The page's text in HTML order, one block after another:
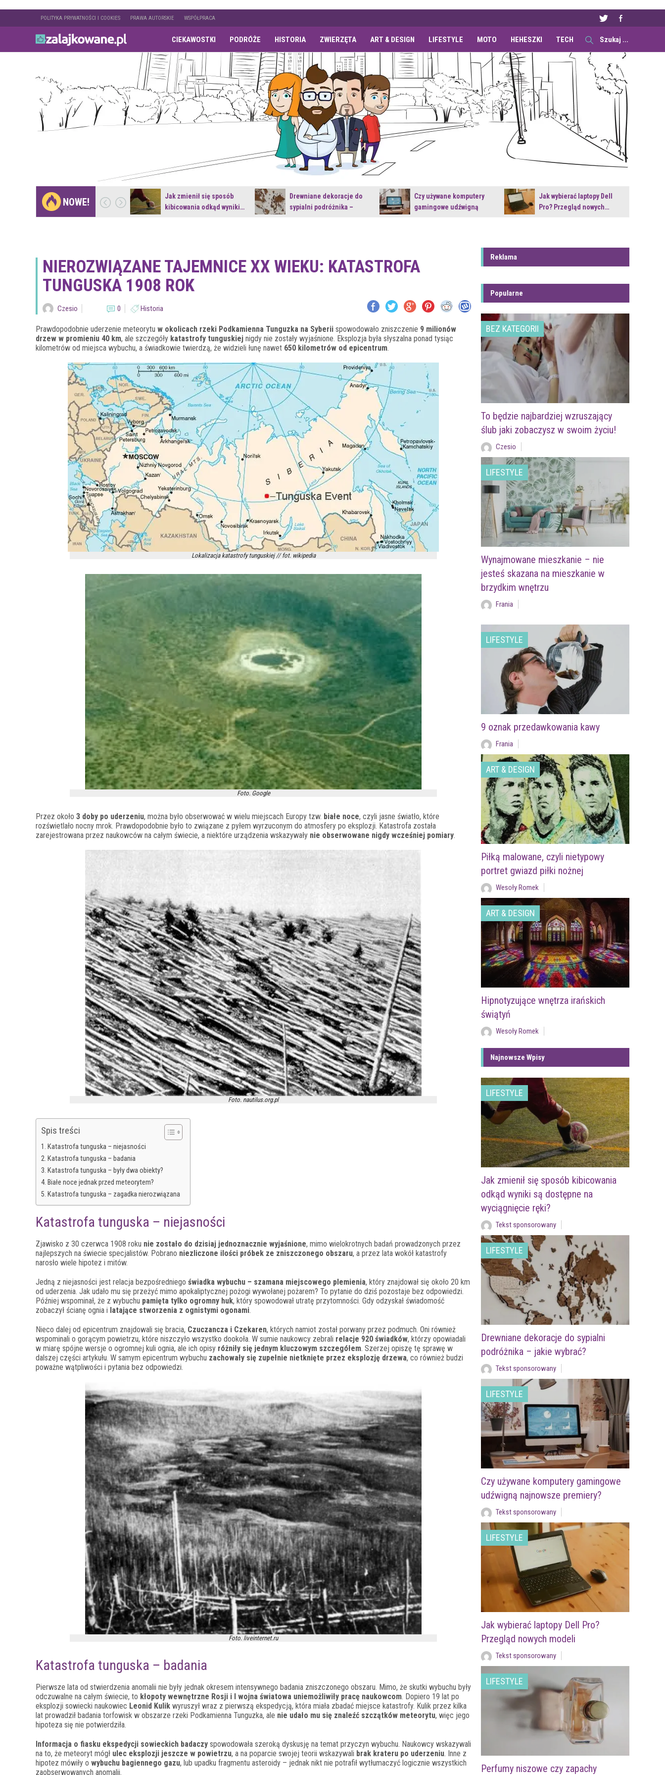
POLITYKA PRYWATNOŚCI I COOKIES PRAWA AUTORSKIE WSPÓŁPRACA
CIEKAWOSTKI PODRÓŻE HISTORIA ZWIERZĘTA ART & DESIGN LIFESTYLE MOTO HEHESZKI TECH
NOWE!
Gdzie pojechać na
weekend z naturą w…
Jak zmienił się sposób
kibicowania odkąd wyniki…
Drewniane dekoracje do
sypialni podróżnika –
Czy używane komputery
gamingowe udźwigną
Jak wybierać laptopy Dell
Pro? Przegląd nowych…
NIEROZWIĄZANE TAJEMNICE XX WIEKU: KATASTROFA
TUNGUSKA 1908 ROK
Czesio 0 Historia
Prawdopodobnie uderzenie meteorytu w okolicach rzeki Podkamienna Tunguzka na Syberii spowodowało zniszczenie 9 milionów
drzew w promieniu 40 km, ale szczegóły katastrofy tunguskiej nigdy nie zostały wyjaśnione. Eksplozja była słyszalna ponad tysiąc
kilometrów od miejsca wybuchu, a świadkowie twierdzą, że widzieli łunę nawet 650 kilometrów od epicentrum.
Lokalizacja katastrofy tunguskiej // fot. wikipedia
Foto. Google
Przez około 3 doby po uderzeniu, można było obserwować w wielu miejscach Europy tzw. białe noce, czyli jasne światło, które
rozświetlało nocny mrok. Prawdopodobnie było to związane z pyłem wyrzuconym do atmosfery po eksplozji. Katastrofa została
zarejestrowana przez naukowców na całym świecie, a niektóre urządzenia wskazywały nie obserwowane nigdy wcześniej pomiary.
Foto. nautilus.org.pl
Spis treści
Katastrofa tunguska – niejasności
Katastrofa tunguska – badania
Katastrofa tunguska – były dwa obiekty?
Białe noce jednak przed meteorytem?
Katastrofa tunguska – zagadka nierozwiązana
Katastrofa tunguska – niejasności
Zjawisko z 30 czerwca 1908 roku nie zostało do dzisiaj jednoznacznie wyjaśnione, mimo wielokrotnych badań prowadzonych przez
najlepszych na świecie specjalistów. Pobrano niezliczone ilości próbek ze zniszczonego obszaru, a przez lata wokół katastrofy
narosło wiele hipotez i mitów.
Jedną z niejasności jest relacja bezpośredniego świadka wybuchu – szamana miejscowego plemienia, który znajdował się około 20 km
od uderzenia. Jak udało mu się przeżyć mimo apokaliptycznej pożogi wywołanej pożarem? To pytanie do dziś pozostaje bez odpowiedzi.
Później wspominał, że z wybuchu pamięta tylko ogromny huk, który spowodował utratę przytomności. Gdy odzyskał świadomość
zobaczył ścianę ognia i latające stworzenia z ognistymi ogonami.
Nieco dalej od epicentrum znajdowali się bracia, Czuczancza i Czekaren, których namiot został porwany przez podmuch. Oni również
wspominali o gorącym powietrzu, które niszczyło wszystko dookoła. W sumie naukowcy zebrali relacje 920 świadków, którzy opowiadali
w miarę spójne wersje o ogromnej kuli ognia, ale ich opisy różniły się jednym kluczowym szczegółem. Szerzej opiszę tę sprawę w
dalszej części artykułu. W samym epicentrum wybuchu zachowały się zupełnie nietknięte przez eksplozję drzewa, co również budzi
poważne wątpliwości i pytania bez odpowiedzi.
Foto. liveinternet.ru
Katastrofa tunguska – badania
Pierwsze lata od stwierdzenia anomalii nie były jednak okresem intensywnego badania zniszczonego obszaru. Mimo, że skutki wybuchu były
odczuwalne na całym świecie, to kłopoty wewnętrzne Rosji i I wojna światowa uniemożliwiły pracę naukowcom. Dopiero 19 lat po
eksplozji sowiecki naukowiec Leonid Kulik wyruszył wraz z pierwszą ekspedycją, która miała zbadać miejsce katastrofy. Kulik przez kilka
lat prowadził badania torfowisk w obszarze rzeki Podkamienna Tunguzka, ale nie udało mu się znaleźć szczątków meteorytu, więc jego
hipoteza się nie potwierdziła.
Informacja o fiasku ekspedycji sowieckich badaczy spowodowała szeroką dyskusję na temat przyczyn wybuchu. Naukowcy wskazywali
na to, że meteoryt mógł ulec eksplozji jeszcze w powietrzu, a na poparcie swojej teorii wskazywali brak krateru po uderzeniu. Inne z
hipotez mówiły o wybuchu bagiennego gazu, lub upadku fragmentu asteroidy – jednak nikt nie potrafił wytłumaczyć logicznie wszystkich
zaobserwowanych anomalii.
Reklama
Popularne
BEZ KATEGORII
To będzie najbardziej wzruszający
ślub jaki zobaczysz w swoim życiu!
Czesio
LIFESTYLE
Wynajmowane mieszkanie – nie
jesteś skazana na mieszkanie w
brzydkim wnętrzu
Frania
LIFESTYLE
9 oznak przedawkowania kawy
Frania
ART & DESIGN
Piłką malowane, czyli nietypowy
portret gwiazd piłki nożnej
Wesoły Romek
ART & DESIGN
Hipnotyzujące wnętrza irańskich
świątyń
Wesoły Romek
Najnowsze Wpisy
LIFESTYLE
Jak zmienił się sposób kibicowania
odkąd wyniki są dostępne na
wyciągnięcie ręki?
Tekst sponsorowany
LIFESTYLE
Drewniane dekoracje do sypialni
podróżnika – jakie wybrać?
Tekst sponsorowany
LIFESTYLE
Czy używane komputery gamingowe
udźwigną najnowsze premiery?
Tekst sponsorowany
LIFESTYLE
Jak wybierać laptopy Dell Pro?
Przegląd nowych modeli
Tekst sponsorowany
LIFESTYLE
Perfumy niszowe czy zapachy